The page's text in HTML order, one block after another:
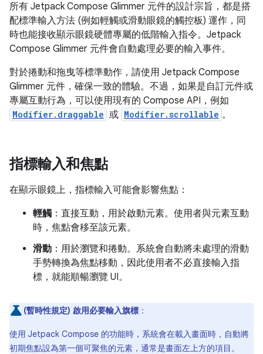
所有 Jetpack Compose Glimmer 元件的設計宗旨，都是搭
配標準輸入方法 (例如輕觸或滑動眼鏡的觸控板) 運作，同
時也能接收顯示眼鏡硬體專屬的低階輸入指令。Jetpack
Compose Glimmer 元件會自動處理必要的輸入事件。
對於捲動和拖曳等標準動作，請使用 Jetpack Compose
Glimmer 元件，確保一致的體驗。不過，如果是自訂元件或
專屬互動行為，可以使用現有的 Compose API，例如
Modifier.draggable 或 Modifier.scrollable 。
指標輸入和焦點
在顯示眼鏡上，指標輸入可能會影響焦點：
輕觸 ：直接互動，用於啟動元素。使用者與元素互動
時，焦點會移至該元素。
滑動 ：用於瀏覽和捲動。系統會自動將未處理的滑動
手勢轉換為焦點移動，因此使用者不必直接輸入指
標，就能順暢瀏覽 UI。
(暫時性規定) 啟用必要輸入旗標 ：
使用 Jetpack Compose 的功能時，系統會在載入畫面時，自動將
初期焦點設為第一個可聚焦的元素，通常是畫面左上方的項目。